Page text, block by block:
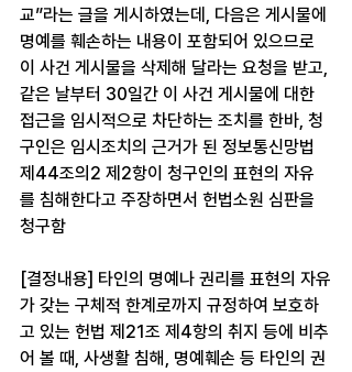
교”라는 글을 게시하였는데, 다음은 게시물에
명예를 훼손하는 내용이 포함되어 있으므로
이 사건 게시물을 삭제해 달라는 요청을 받고,
같은 날부터 30일간 이 사건 게시물에 대한
접근을 임시적으로 차단하는 조치를 한바, 청
구인은 임시조치의 근거가 된 정보통신망법
제44조의2 제2항이 청구인의 표현의 자유
를 침해한다고 주장하면서 헌법소원 심판을
청구함
[결정내용] 타인의 명예나 권리를 표현의 자유
가 갖는 구체적 한계로까지 규정하여 보호하
고 있는 헌법 제21조 제4항의 취지 등에 비추
어 볼 때, 사생활 침해, 명예훼손 등 타인의 권